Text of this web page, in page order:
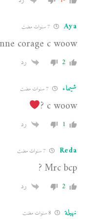
Aya
corage c woow
2 رد
شيماء
c woow ?
1 رد
Reda
Mrc bcp ?
2 رد
نهيلة